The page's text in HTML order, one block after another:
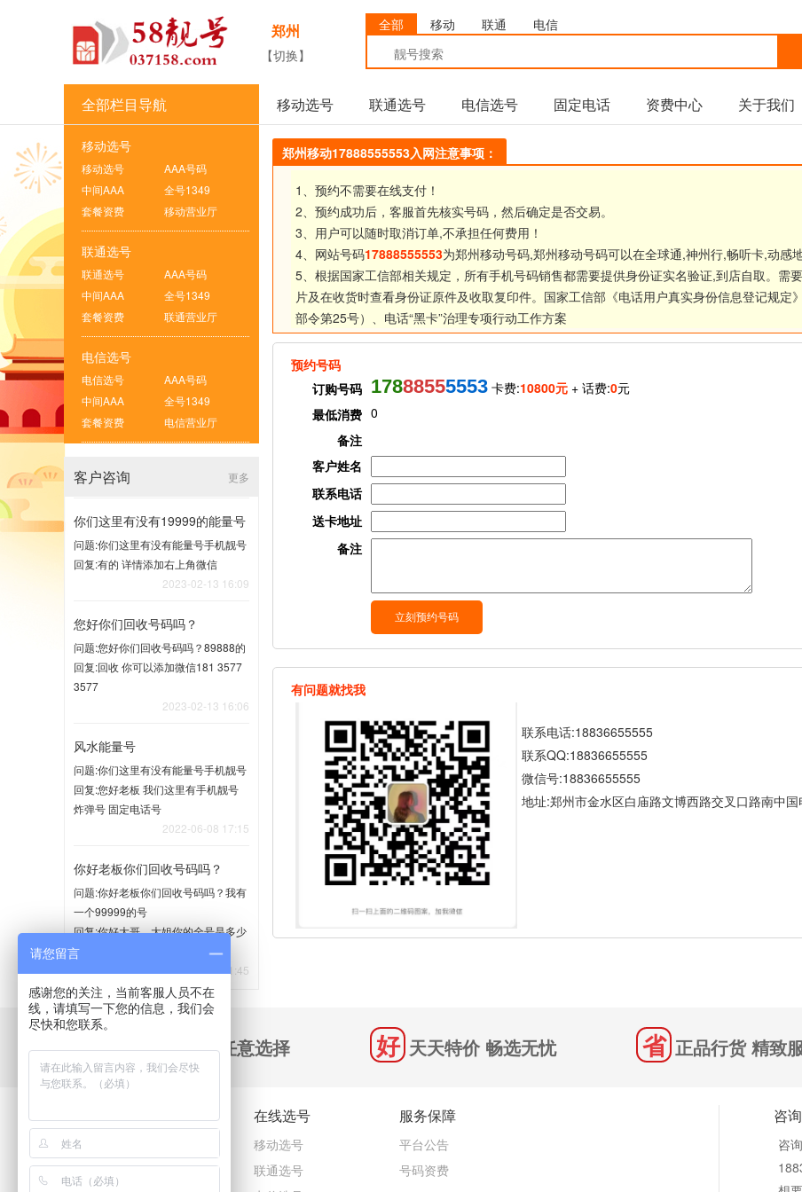
郑州
【切换】
全部 移动 联通 电信
全部栏目导航 移动选号 联通选号 电信选号 固定电话 资费中心 关于我们
移动选号
移动选号
AAA号码
中间AAA
全号1349
套餐资费
移动营业厅
联通选号
联通选号
AAA号码
中间AAA
全号1349
套餐资费
联通营业厅
电信选号
电信选号
AAA号码
中间AAA
全号1349
套餐资费
电信营业厅
更多
客户咨询
你们这里有没有19999的能量号
问题:你们这里有没有能量号手机靓号
回复:有的 详情添加右上角微信
2023-02-13 16:09
您好你们回收号码吗？
问题:您好你们回收号码吗？89888的
回复:回收 你可以添加微信181 3577
3577
2023-02-13 16:06
风水能量号
问题:你们这里有没有能量号手机靓号
回复:您好老板 我们这里有手机靓号
炸弹号 固定电话号
2022-06-08 17:15
你好老板你们回收号码吗？
问题:你好老板你们回收号码吗？我有
一个99999的号
回复:你好大哥、大姐你的全号是多少
留一下联系电话吧
2022-04-21 11:45
郑州移动17888555553入网注意事项：
1、预约不需要在线支付！
2、预约成功后，客服首先核实号码，然后确定是否交易。
3、用户可以随时取消订单,不承担任何费用！
4、网站号码17888555553为郑州移动号码,郑州移动号码可以在全球通,神州行,畅听卡,动感
5、根据国家工信部相关规定，所有手机号码销售都需要提供身份证实名验证,到店自取。需
片及在收货时查看身份证原件及收取复印件。国家工信部《电话用户真实身份信息登记规定
部令第25号）、 电话“黑卡”治理专项行动工作方案
预约号码
订购号码 17888555553 卡费:10800元 + 话费:0元
最低消费 0
备注
客户姓名
联系电话
送卡地址
备注
有问题就找我
联系电话:18836655555
联系QQ:18836655555
微信号:18836655555
地址:郑州市金水区白庙路文博西路交叉口路南中国
千万号码 任意选择 天天特价 畅选无忧 正品行货 精致
关于我们
客户咨询
在线选号
移动选号
联通选号
服务保障
平台公告
号码资费
咨
咨
请您留言
感谢您的关注，当前客服人员不在
线，请填写一下您的信息，我们会
尽快和您联系。